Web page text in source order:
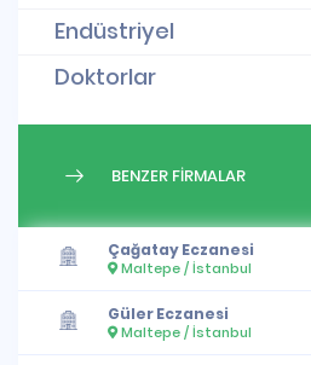
Endüstriyel
Doktorlar
BENZER FİRMALAR
Çağatay Eczanesi
Maltepe / İstanbul
Güler Eczanesi
Maltepe / İstanbul